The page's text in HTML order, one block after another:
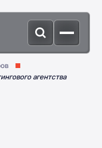
агентства